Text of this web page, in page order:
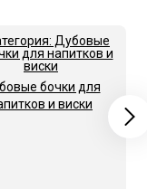
бочки для
и виски